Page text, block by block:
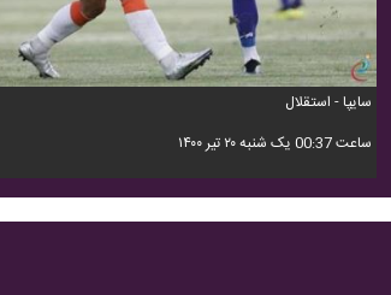
سایپا - استقلال
ساعت 00:37 یک شنبه ۲۰ تیر ۱۴۰۰